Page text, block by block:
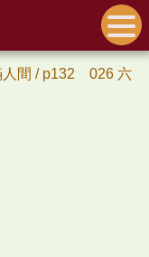
間 / p132 026 六